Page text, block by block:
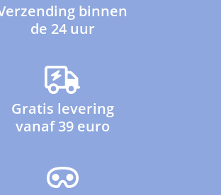
binnen
de 24 uur
Gratis levering
vanaf 39 euro